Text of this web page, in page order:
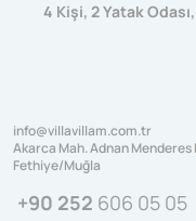
4 Kişi, 2Yatak Odası,
info@villavillam.com.tr
Akarca Mah. Adnan Menderes
Fethiye/Muğla
+90 252 606 05 05